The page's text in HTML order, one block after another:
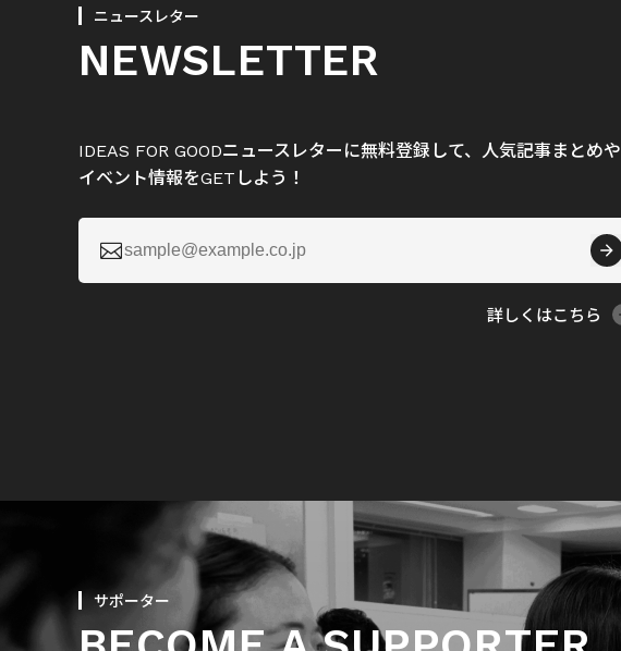
ニュースレター
NEWSLETTER
IDEAS FOR GOODニュースレターに無料登録して、人気記事まとめや
イベント情報をGETしよう！

詳しくはこちら
サポーター